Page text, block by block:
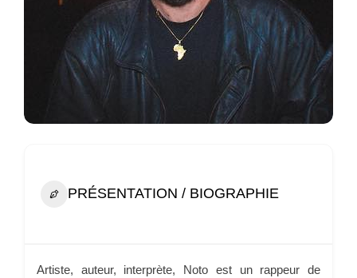
PRÉSENTATION / BIOGRAPHIE
Artiste, auteur, interprète, Noto est un rappeur de